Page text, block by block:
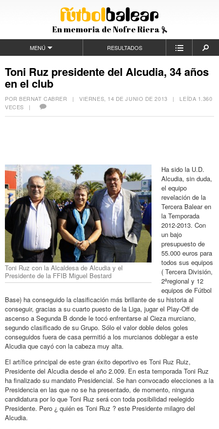
En memoria de Nofre Riera
MENÚ RESULTADOS
Toni Ruz presidente del Alcudia, 34 años
en el club
POR BERNAT CABRER |VIERNES, 14 DE JUNIO DE 2013 | LEÍDA 1.360
VECES |
Toni Ruz con la Alcaldesa de Alcudia y el
Presidente de la FFIB Miguel Bestard
Ha sido la U.D.
Alcudia, sin duda,
el equipo
revelación de la
Tercera Balear en
la Temporada
2012-2013. Con
un bajo
presupuesto de
55.000 euros para
todos sus equipos
( Tercera División,
2ªregional y 12
equipos de Fútbol
Base) ha conseguido la clasificación más brillante de su historia al
conseguir, gracias a su cuarto puesto de la Liga, jugar el Play-Off de
ascenso a Segunda B donde le tocó enfrentarse al Cieza murciano,
segundo clasificado de su Grupo. Sólo el valor doble delos goles
conseguidos fuera de casa permitió a los murcianos doblegar a este
Alcudia que cayó con la cabeza muy alta.
El artífice principal de este gran éxito deportivo es Toni Ruz Ruiz,
Presidente del Alcudia desde el año 2.009. En esta temporada Toni Ruz
ha finalizado su mandato Presidencial. Se han convocado elecciones a la
Presidencia en las que no se ha presentado, de momento, ninguna
candidatura por lo que Toni Ruz será con toda posibilidad reelegido
Presidente. Pero ¿ quién es Toni Ruz ? este Presidente milagro del
Alcudia.